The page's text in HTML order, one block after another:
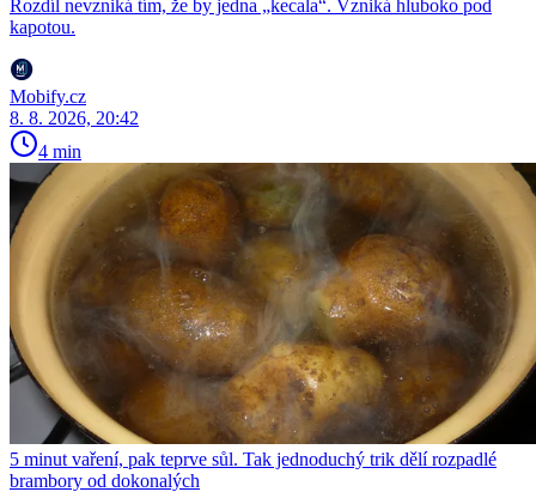
Rozdíl nevzniká tím, že by jedna „kecala“. Vzniká hluboko pod
kapotou.
Mobify.cz
8. 8. 2026, 20:42
4 min
5 minut vaření, pak teprve sůl. Tak jednoduchý trik dělí rozpadlé
brambory od dokonalých